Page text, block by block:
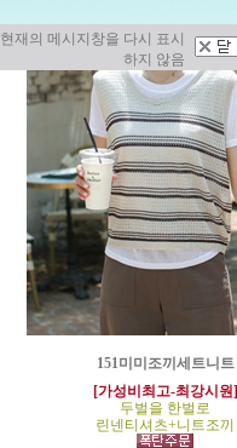
151미미조끼세트니트
[가성비최고-최강시원]
두벌을 한벌로
린넨티셔츠+니트조끼
현재의 메시지창을 다시 표시
하지 않음